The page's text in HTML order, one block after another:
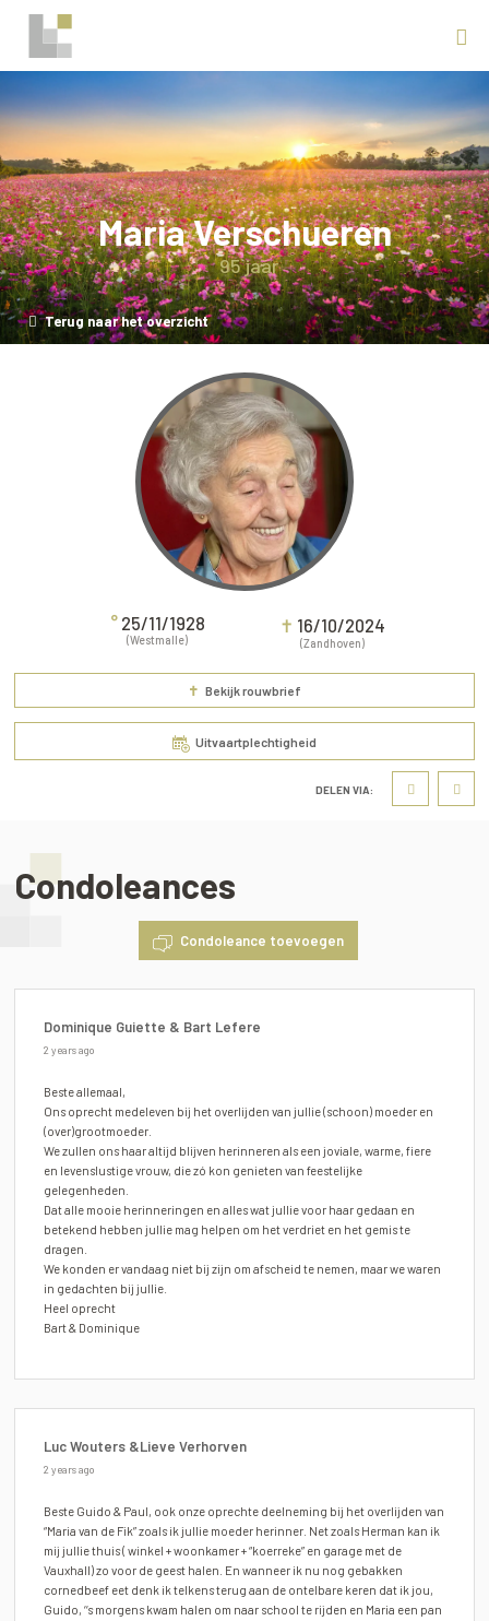
Maria Verschueren
95 jaar
Terug naar het overzicht
° 25/11/1928
(Westmalle)
✝ 16/10/2024
(Zandhoven)
DELEN VIA:
✝ Bekijk rouwbrief
Uitvaartplechtigheid
Condoleances
Condoleance toevoegen
Dominique Guiette & Bart Lefere
2 years ago
Beste allemaal,
Ons oprecht medeleven bij het overlijden van jullie (schoon) moeder en
(over)grootmoeder.
We zullen ons haar altijd blijven herinneren als een joviale, warme, fiere
en levenslustige vrouw, die zó kon genieten van feestelijke
gelegenheden.
Dat alle mooie herinneringen en alles wat jullie voor haar gedaan en
betekend hebben jullie mag helpen om het verdriet en het gemis te
dragen.
We konden er vandaag niet bij zijn om afscheid te nemen, maar we waren
in gedachten bij jullie.
Heel oprecht
Bart & Dominique
Luc Wouters &Lieve Verhorven
2 years ago
Beste Guido & Paul, ook onze oprechte deelneming bij het overlijden van
“Maria van de Fik” zoals ik jullie moeder herinner. Net zoals Herman kan ik
mij jullie thuis ( winkel + woonkamer + “koerreke” en garage met de
Vauxhall) zo voor de geest halen. En wanneer ik nu nog gebakken
cornedbeef eet denk ik telkens terug aan de ontelbare keren dat ik jou,
Guido, ‘‘s morgens kwam halen om naar school te rijden en Maria een pan